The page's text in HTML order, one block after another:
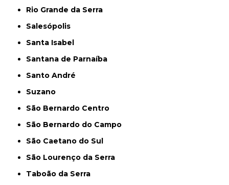
Rio Grande da Serra
Salesópolis
Santa Isabel
Santana de Parnaíba
Santo André
Suzano
São Bernardo Centro
São Bernardo do Campo
São Caetano do Sul
São Lourenço da Serra
Taboão da Serra